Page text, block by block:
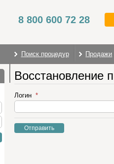
8 800 600 72 28
Поиск процедур Продажи
На главную
Восстановление
Логин
Отправить